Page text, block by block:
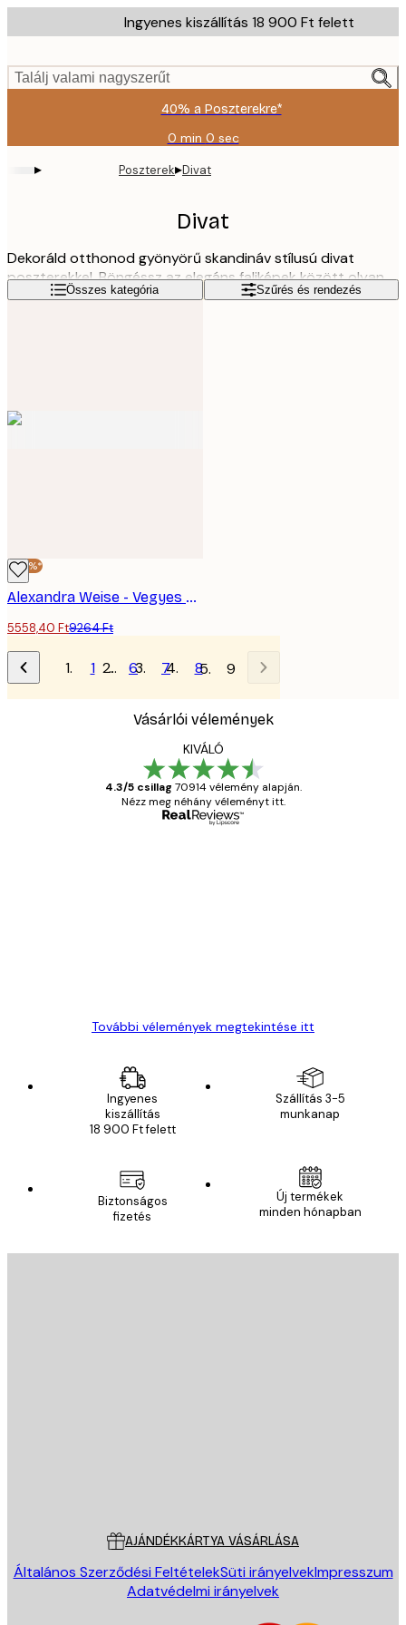
to
content.
Ingyenes kiszállítás 18 900 Ft felett
Találj valami nagyszerűt
40% a Poszterekre*
0 min 0 sec
Érvényes:
08-
▸ Poszterek▸Divat
Divat
Dekoráld otthonod gyönyörű skandináv stílusú divat
poszterekkel. Böngéssz az elegáns faliképek között olyan
divatikonok társaságában, mint Coco Chanel vagy Marc
Olvass tovább
Összes kategória Szűrés és rendezés
-40%*
Alexandra Weise - Vegyes Zöld Állatmintás Poszter
5558,40 Ft9264 Ft
1 … 6 7 8 9
Vásárlói vélemények
KIVÁLÓ
4.3/5 csillag 70914 vélemény alapján.
Nézz meg néhány véleményt itt.
További vélemények megtekintése itt
Ingyenes
kiszállítás
18 900 Ft felett
Szállítás 3-5
munkanap
Biztonságos
fizetés
Új termékek
minden hónapban
AJÁNDÉKKÁRTYA VÁSÁRLÁSA
Általános Szerződési FeltételekSüti irányelvekImpresszum
Adatvédelmi irányelvek